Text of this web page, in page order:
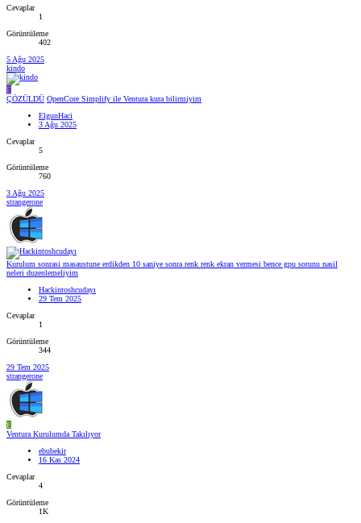
Cevaplar
1
Görüntüleme
402
5 Ağu 2025
kindo
E
ÇÖZÜLDÜ OpenCore Simplify ile Ventura kura bilirmiyim
ElgunHaci
3 Ağu 2025
Cevaplar
5
Görüntüleme
760
3 Ağu 2025
strangerone
Kurulum sonrasi masaustune erdikden 10 saniye sonra renk renk ekran vermesi bence gpu sorunu nasil
neleri duzenlemeliyim
Hackintoshcudayı
29 Tem 2025
Cevaplar
1
Görüntüleme
344
29 Tem 2025
strangerone
E
Ventura Kurulumda Takılıyor
ebubekir
16 Kas 2024
Cevaplar
4
Görüntüleme
1K